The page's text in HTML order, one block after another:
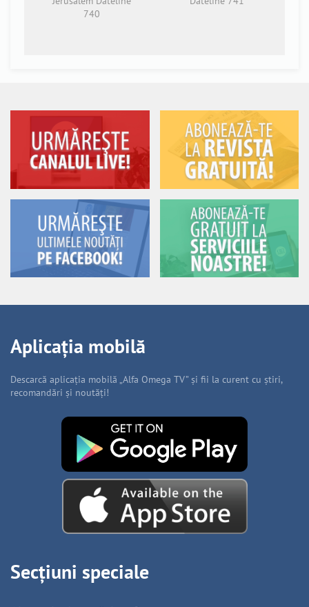
740
Aplicația mobilă
Descarcă aplicația mobilă „Alfa Omega TV” și fii la curent cu știri,
recomandări și noutăți!
Secțiuni speciale